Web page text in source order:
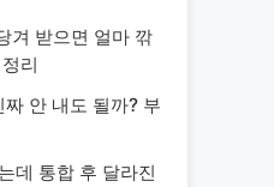
겨 받으면 얼마 깎
리
안 내도 될까? 부
데 통합 후 달라진